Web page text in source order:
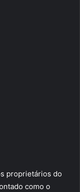
proprietários do
como o